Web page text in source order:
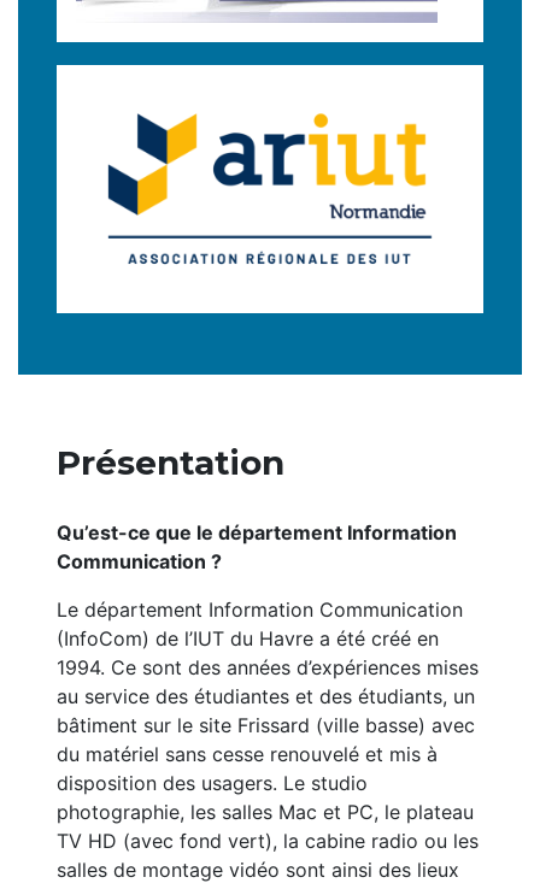
Présentation
Qu’est-ce que le département Information
Communication ?
Le département Information Communication
(InfoCom) de l’IUT du Havre a été créé en
1994. Ce sont des années d’expériences mises
au service des étudiantes et des étudiants, un
bâtiment sur le site Frissard (ville basse) avec
du matériel sans cesse renouvelé et mis à
disposition des usagers. Le studio
photographie, les salles Mac et PC, le plateau
TV HD (avec fond vert), la cabine radio ou les
salles de montage vidéo sont ainsi des lieux